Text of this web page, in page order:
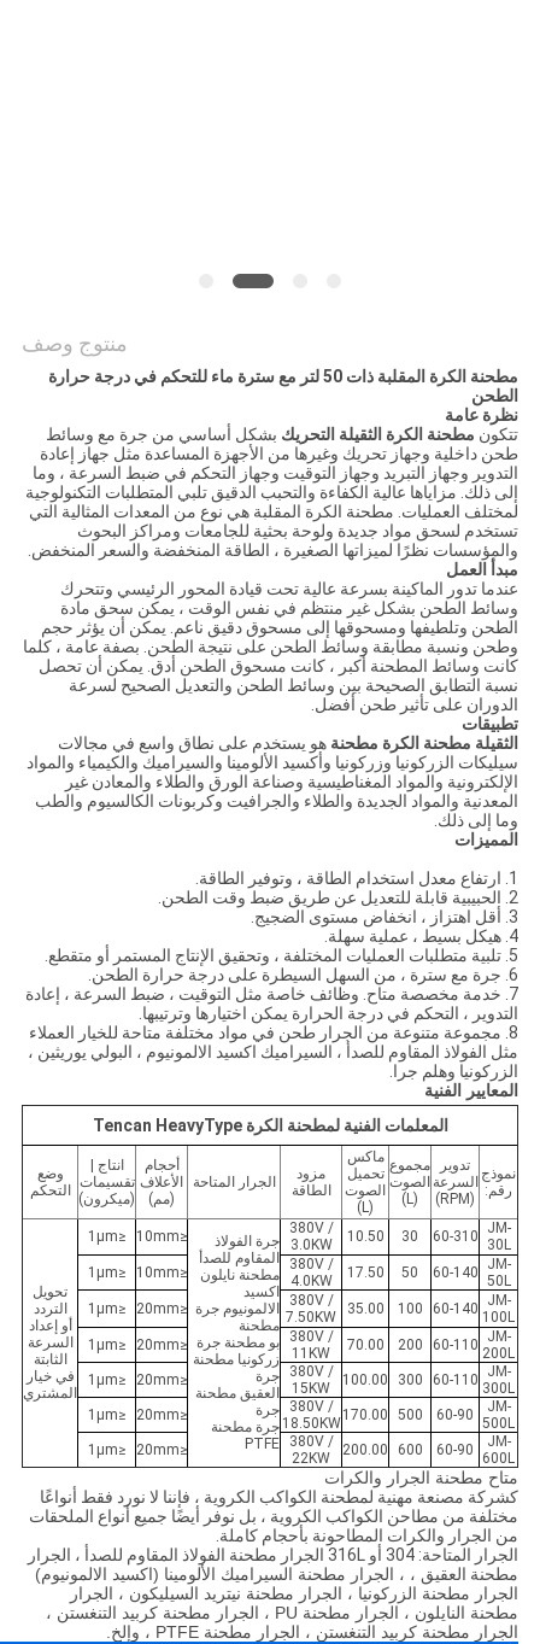
منتوج وصف
مطحنة الكرة المقلبة ذات 50 لتر مع سترة ماء للتحكم في درجة حرارة
الطحن
نظرة عامة
تتكون مطحنة الكرة الثقيلة التحريك بشكل أساسي من جرة مع وسائط
طحن داخلية وجهاز تحريك وغيرها من الأجهزة المساعدة مثل جهاز إعادة
التدوير وجهاز التبريد وجهاز التوقيت وجهاز التحكم في ضبط السرعة ، وما
إلى ذلك. مزاياها عالية الكفاءة والتحبب الدقيق تلبي المتطلبات التكنولوجية
لمختلف العمليات. مطحنة الكرة المقلبة هي نوع من المعدات المثالية التي
تستخدم لسحق مواد جديدة ولوحة بحثية للجامعات ومراكز البحوث
والمؤسسات نظرًا لميزاتها الصغيرة ، الطاقة المنخفضة والسعر المنخفض.
مبدأ العمل
عندما تدور الماكينة بسرعة عالية تحت قيادة المحور الرئيسي وتتحرك
وسائط الطحن بشكل غير منتظم في نفس الوقت ، يمكن سحق مادة
الطحن وتلطيفها ومسحوقها إلى مسحوق دقيق ناعم. يمكن أن يؤثر حجم
وطحن ونسبة مطابقة وسائط الطحن على نتيجة الطحن. بصفة عامة ، كلما
كانت وسائط المطحنة أكبر ، كانت مسحوق الطحن أدق. يمكن أن تحصل
نسبة التطابق الصحيحة بين وسائط الطحن والتعديل الصحيح لسرعة
الدوران على تأثير طحن أفضل.
تطبيقات
الثقيلة مطحنة الكرة مطحنة هو يستخدم على نطاق واسع في مجالات
سيليكات الزركونيا وزركونيا وأكسيد الألومينا والسيراميك والكيمياء والمواد
الإلكترونية والمواد المغناطيسية وصناعة الورق والطلاء والمعادن غير
المعدنية والمواد الجديدة والطلاء والجرافيت وكربونات الكالسيوم والطب
وما إلى ذلك.
المميزات
1. ارتفاع معدل استخدام الطاقة ، وتوفير الطاقة.
2. الحبيبية قابلة للتعديل عن طريق ضبط وقت الطحن.
3. أقل اهتزاز ، انخفاض مستوى الضجيج.
4. هيكل بسيط ، عملية سهلة.
5. تلبية متطلبات العمليات المختلفة ، وتحقيق الإنتاج المستمر أو متقطع.
6. جرة مع سترة ، من السهل السيطرة على درجة حرارة الطحن.
7. خدمة مخصصة متاح. وظائف خاصة مثل التوقيت ، ضبط السرعة ، إعادة
التدوير ، التحكم في درجة الحرارة يمكن اختيارها وترتيبها.
8. مجموعة متنوعة من الجرار طحن في مواد مختلفة متاحة للخيار العملاء
مثل الفولاذ المقاوم للصدأ ، السيراميك اكسيد الالمونيوم ، البولي يوريثين ،
الزركونيا وهلم جرا.
المعايير الفنية
المعلمات الفنية لمطحنة الكرة Tencan HeavyType
نموذج
رقم:
تدوير
السرعة
(RPM)
مجموع
الصوت
(L)
ماكس
تحميل
الصوت
(L)
مزود
الطاقة
الجرار المتاحة
أحجام
الأعلاف
(مم)
انتاج |
تقسيمات
(ميكرون)
وضع
التحكم
JM-
30L
60-310
30
10.50
380V /
3.0KW
جرة الفولاذ
المقاوم للصدأ
مطحنة نايلون
اكسيد
الالمونيوم جرة
مطحنة
بو مطحنة جرة
زركونيا مطحنة
جرة
العقيق مطحنة
جرة
جرة مطحنة
PTFE
≤10mm
≤1μm
تحويل
التردد
أو إعداد
السرعة
الثابتة
في خيار
المشتري
JM-
50L
60-140
50
17.50
380V /
4.0KW
≤10mm
≤1μm
JM-
100L
60-140
100
35.00
380V /
7.50KW
≤20mm
≤1μm
JM-
200L
60-110
200
70.00
380V /
11KW
≤20mm
≤1μm
JM-
300L
60-110
300
100.00
380V /
15KW
≤20mm
≤1μm
JM-
500L
60-90
500
170.00
380V /
18.50KW
≤20mm
≤1μm
JM-
600L
60-90
600
200.00
380V /
22KW
≤20mm
≤1μm
متاح مطحنة الجرار والكرات
كشركة مصنعة مهنية لمطحنة الكواكب الكروية ، فإننا لا نورد فقط أنواعًا
مختلفة من مطاحن الكواكب الكروية ، بل نوفر أيضًا جميع أنواع الملحقات
من الجرار والكرات المطاحونة بأحجام كاملة.
الجرار المتاحة: 304 أو 316L الجرار مطحنة الفولاذ المقاوم للصدأ ، الجرار
مطحنة العقيق ، ، الجرار مطحنة السيراميك الألومينا (اكسيد الالمونيوم)
الجرار مطحنة الزركونيا ، الجرار مطحنة نيتريد السيليكون ، الجرار
مطحنة النايلون ، الجرار مطحنة PU ، الجرار مطحنة كربيد التنغستن ،
الجرار مطحنة كربيد التنغستن ، الجرار مطحنة PTFE ، وإلخ.